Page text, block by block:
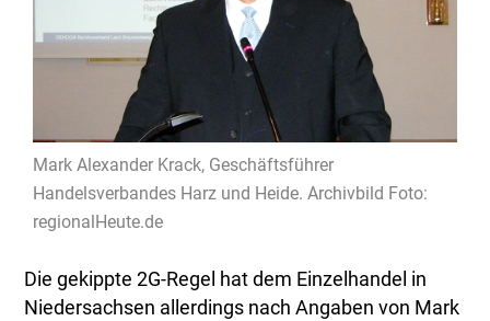
Mark Alexander Krack, Geschäftsführer
Handelsverbandes Harz und Heide. Archivbild Foto:
regionalHeute.de
Die gekippte 2G-Regel hat dem Einzelhandel in
Niedersachsen allerdings nach Angaben von Mark